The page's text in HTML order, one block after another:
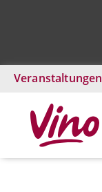
Veranstaltungen